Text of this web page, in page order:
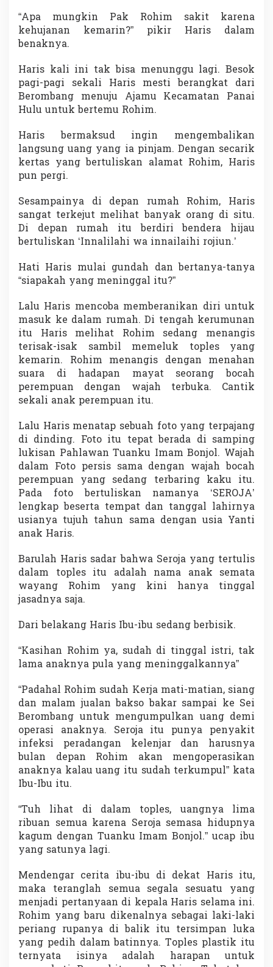
“Apa mungkin Pak Rohim sakit karena
kehujanan kemarin?” pikir Haris dalam
benaknya.
Haris kali ini tak bisa menunggu lagi. Besok
pagi-pagi sekali Haris mesti berangkat dari
Berombang menuju Ajamu Kecamatan Panai
Hulu untuk bertemu Rohim.
Haris bermaksud ingin mengembalikan
langsung uang yang ia pinjam. Dengan secarik
kertas yang bertuliskan alamat Rohim, Haris
pun pergi.
Sesampainya di depan rumah Rohim, Haris
sangat terkejut melihat banyak orang di situ.
Di depan rumah itu berdiri bendera hijau
bertuliskan ‘Innalilahi wa innailaihi rojiun.’
Hati Haris mulai gundah dan bertanya-tanya
“siapakah yang meninggal itu?”
Lalu Haris mencoba memberanikan diri untuk
masuk ke dalam rumah. Di tengah kerumunan
itu Haris melihat Rohim sedang menangis
terisak-isak sambil memeluk toples yang
kemarin. Rohim menangis dengan menahan
suara di hadapan mayat seorang bocah
perempuan dengan wajah terbuka. Cantik
sekali anak perempuan itu.
Lalu Haris menatap sebuah foto yang terpajang
di dinding. Foto itu tepat berada di samping
lukisan Pahlawan Tuanku Imam Bonjol. Wajah
dalam Foto persis sama dengan wajah bocah
perempuan yang sedang terbaring kaku itu.
Pada foto bertuliskan namanya ‘SEROJA’
lengkap beserta tempat dan tanggal lahirnya
usianya tujuh tahun sama dengan usia Yanti
anak Haris.
Barulah Haris sadar bahwa Seroja yang tertulis
dalam toples itu adalah nama anak semata
wayang Rohim yang kini hanya tinggal
jasadnya saja.
Dari belakang Haris Ibu-ibu sedang berbisik.
“Kasihan Rohim ya, sudah di tinggal istri, tak
lama anaknya pula yang meninggalkannya”
“Padahal Rohim sudah Kerja mati-matian, siang
dan malam jualan bakso bakar sampai ke Sei
Berombang untuk mengumpulkan uang demi
operasi anaknya. Seroja itu punya penyakit
infeksi peradangan kelenjar dan harusnya
bulan depan Rohim akan mengoperasikan
anaknya kalau uang itu sudah terkumpul” kata
Ibu-Ibu itu.
“Tuh lihat di dalam toples, uangnya lima
ribuan semua karena Seroja semasa hidupnya
kagum dengan Tuanku Imam Bonjol.” ucap ibu
yang satunya lagi.
Mendengar cerita ibu-ibu di dekat Haris itu,
maka teranglah semua segala sesuatu yang
menjadi pertanyaan di kepala Haris selama ini.
Rohim yang baru dikenalnya sebagai laki-laki
periang rupanya di balik itu tersimpan luka
yang pedih dalam batinnya. Toples plastik itu
ternyata isinya adalah harapan untuk